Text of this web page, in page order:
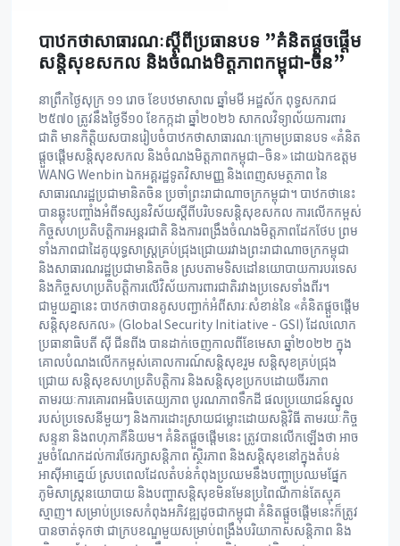
បាឋកថាសាធារណៈស្ដីពីប្រធានបទ ”គំនិតផ្តួចផ្តើម
សន្តិសុខសកល និងចំណងមិត្តភាពកម្ពុជា-ចិន”
នាព្រឹកថ្ងៃសុក្រ ១១ រោច ខែបឋមាសាឍ ឆ្នាំមមី អដ្ឋស័ក ពុទ្ធសករាជ
២៥៧០ ត្រូវនឹងថ្ងៃទី១០ ខែកក្កដា ឆ្នាំ២០២៦ សាកលវិទ្យាល័យការពារ
ជាតិ មានកិត្តិយសបានរៀបចំបាឋកថាសាធារណៈក្រោមប្រធានបទ «គំនិត
ផ្តួចផ្តើមសន្តិសុខសកល និងចំណងមិត្តភាពកម្ពុជា–ចិន» ដោយឯកឧត្តម
WANG Wenbin ឯកអគ្គរដ្ឋទូតវិសាមញ្ញ និងពេញសមត្ថភាព នៃ
សាធារណរដ្ឋប្រជាមានិតចិន ប្រចាំព្រះរាជាណាចក្រកម្ពុជា។ បាឋកថានេះ
បានឆ្លុះបញ្ចាំងអំពីទស្សនវិស័យស្តីពីបរិបទសន្តិសុខសកល ការលើកកម្ពស់
កិច្ចសហប្រតិបត្តិការអន្តរជាតិ និងការពង្រឹងចំណងមិត្តភាពដែកថែប ព្រម
ទាំងភាពជាដៃគូយុទ្ធសាស្ត្រគ្រប់ជ្រុងជ្រោយរវាងព្រះរាជាណាចក្រកម្ពុជា
និងសាធារណរដ្ឋប្រជាមានិតចិន ស្របតាមទិសដៅនយោបាយការបរទេស
និងកិច្ចសហប្រតិបត្តិការលើវិស័យការពារជាតិរវាងប្រទេសទាំងពីរ។
ជាមួយគ្នានេះ បាឋកថាបានគូសបញ្ជាក់អំពីសារៈសំខាន់នៃ «គំនិតផ្តួចផ្តើម
សន្តិសុខសកល» (Global Security Initiative - GSI) ដែលលោក
ប្រធានាធិបតី ស៊ី ជីនពីង បានដាក់ចេញកាលពីខែមេសា ឆ្នាំ២០២២ ក្នុង
គោលបំណងលើកកម្ពស់គោលការណ៍សន្តិសុខរួម សន្តិសុខគ្រប់ជ្រុង
ជ្រោយ សន្តិសុខសហប្រតិបត្តិការ និងសន្តិសុខប្រកបដោយចីរភាព
តាមរយៈការគោរពអធិបតេយ្យភាព បូរណភាពទឹកដី ផលប្រយោជន៍ស្នូល
របស់ប្រទេសនីមួយៗ និងការដោះស្រាយជម្លោះដោយសន្តិវិធី តាមរយៈកិច្ច
សន្ទនា និងពហុភាគីនិយម។ គំនិតផ្តួចផ្តើមនេះ ត្រូវបានលើកឡើងថា អាច
រួមចំណែកដល់ការថែរក្សាសន្តិភាព ស្ថិរភាព និងសន្តិសុខនៅក្នុងតំបន់
អាស៊ីអាគ្នេយ៍ ស្របពេលដែលតំបន់កំពុងប្រឈមនឹងបញ្ហាប្រឈមផ្នែក
ភូមិសាស្ត្រនយោបាយ និងបញ្ហាសន្តិសុខមិនមែនប្រពៃណីកាន់តែស្មុគ
ស្មាញ។ សម្រាប់ប្រទេសកំពុងអភិវឌ្ឍដូចជាកម្ពុជា គំនិតផ្តួចផ្តើមនេះក៏ត្រូវ
បានចាត់ទុកថា ជាក្របខណ្ឌមួយសម្រាប់ពង្រឹងបរិយាកាសសន្តិភាព និង